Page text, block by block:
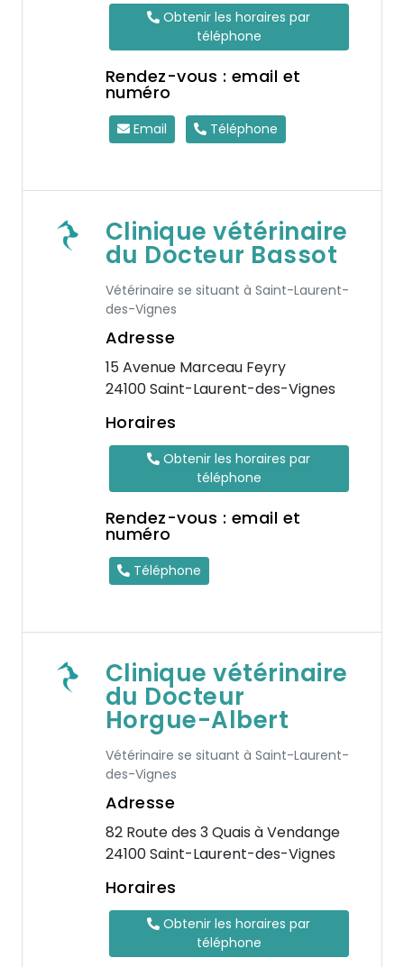
Obtenir les horaires par
téléphone
Rendez-vous : email et
numéro
Email Téléphone
Clinique vétérinaire
du Docteur Bassot
Vétérinaire se situant à Saint-Laurent-
des-Vignes
Adresse
15 Avenue Marceau Feyry
24100 Saint-Laurent-des-Vignes
Horaires
Obtenir les horaires par
téléphone
Rendez-vous : email et
numéro
Téléphone
Clinique vétérinaire
du Docteur
Horgue-Albert
Vétérinaire se situant à Saint-Laurent-
des-Vignes
Adresse
82 Route des 3 Quais à Vendange
24100 Saint-Laurent-des-Vignes
Horaires
Obtenir les horaires par
téléphone